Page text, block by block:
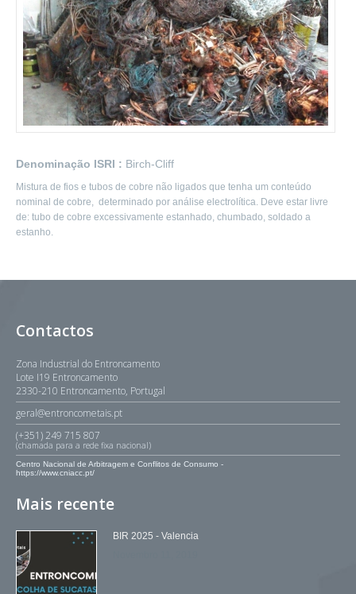
Denominação ISRI : Birch-Cliff
Mistura de fios e tubos de cobre não ligados que tenha um conteúdo
nominal de cobre, determinado por análise electrolítica. Deve estar livre
de: tubo de cobre excessivamente estanhado, chumbado, soldado a
estanho.
Contactos
Zona Industrial do Entroncamento
Lote I19 Entroncamento
2330-210 Entroncamento, Portugal
geral@entroncometais.pt
(+351) 249 715 807
(chamada para a rede fixa nacional)
Centro Nacional de Arbitragem e Conflitos de Consumo -
https://www.cniacc.pt/
Mais recente
BIR 2025 - Valencia